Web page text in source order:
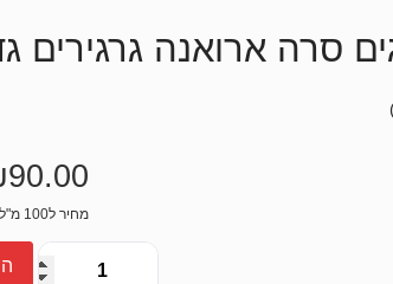
סרה ארואנה גרגירים
90.00
מחיר ל100 מ"ל: 9₪